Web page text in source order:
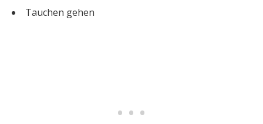
Tauchen gehen